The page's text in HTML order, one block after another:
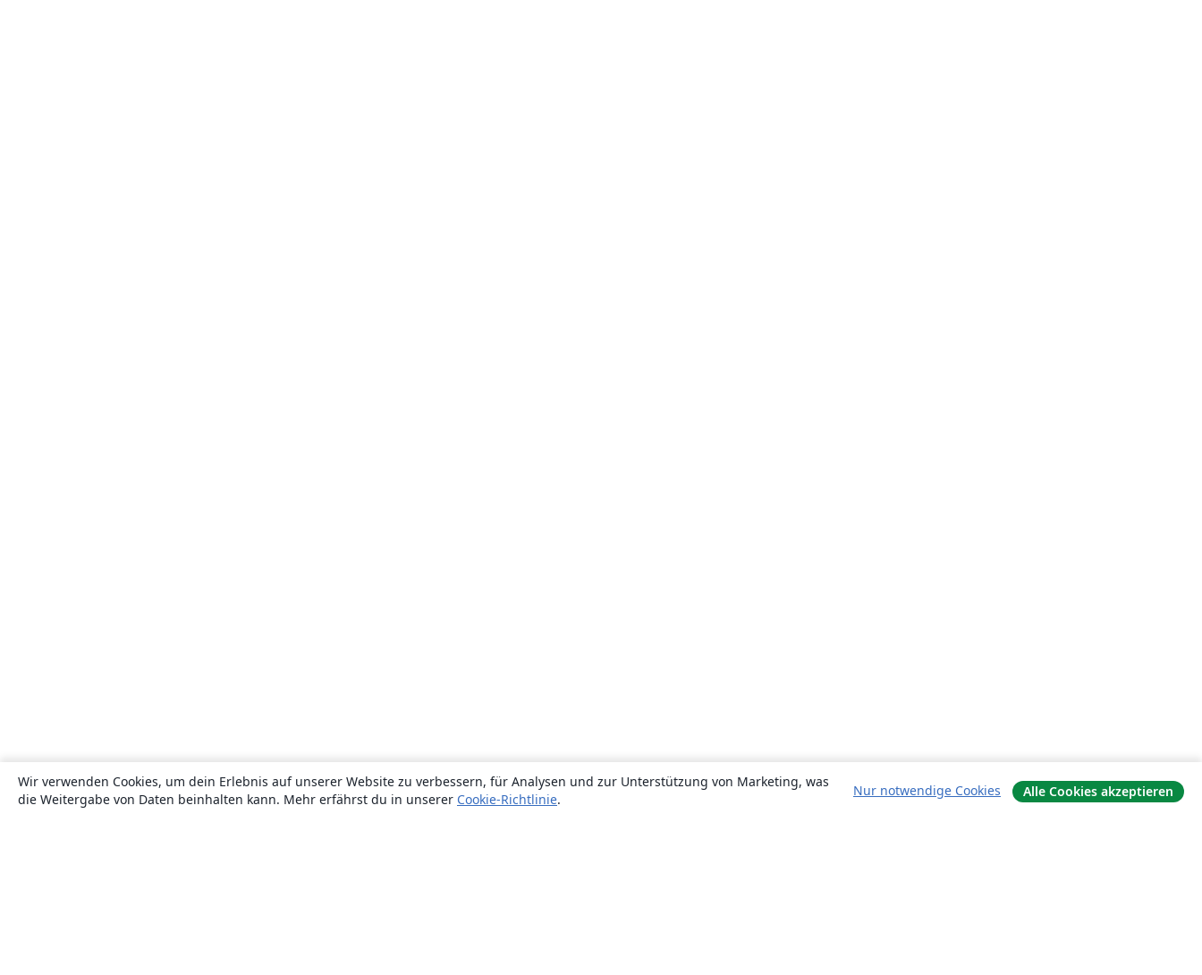
Wir verwenden Cookies, um dein Erlebnis auf unserer Website zu verbessern, für Analysen und zur Unterstützung von Marketing, was
die Weitergabe von Daten beinhalten kann. Mehr erfährst du in unserer Cookie-Richtlinie.
Nur notwendige Cookies Alle Cookies akzeptieren